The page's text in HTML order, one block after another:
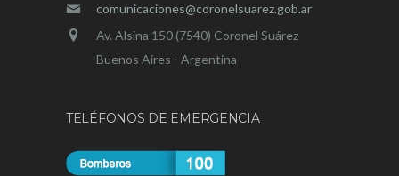
comunicaciones@coronelsuarez.gob.ar
Av. Alsina 150 (7540) Coronel Suárez
Buenos Aires - Argentina
TELÉFONOS DE EMERGENCIA